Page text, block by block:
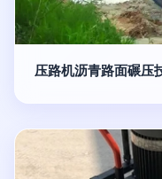
压路机沥青路面碾压